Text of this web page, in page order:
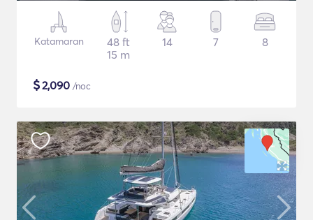
Katamaran
48 ft
15 m
14 7 8
$2,090 /noc